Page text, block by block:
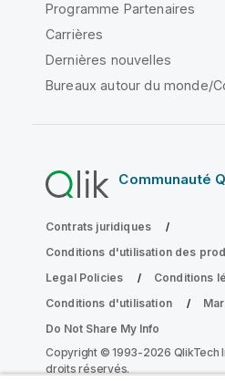
Programme Partenaires
Carrières
Dernières nouvelles
Bureaux autour du monde/
Communauté
Contrats juridiques
Conditions d'utilisation des
Legal Policies
Conditions
Conditions d'utilisation
Do Not Share My Info
Copyright © 1993-2026 QlikTech
droits réservés.